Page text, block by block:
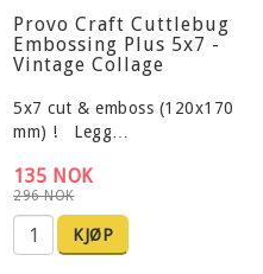
Provo Craft Cuttlebug
Embossing Plus 5x7 -
Vintage Collage
5x7 cut & emboss (120x170
mm) ! Legg…
296 NOK
135 NOK
KJØP